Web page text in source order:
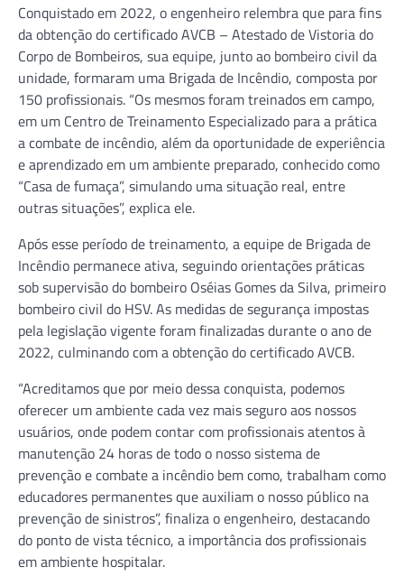
Conquistado em 2022, o engenheiro relembra que para fins
da obtenção do certificado AVCB – Atestado de Vistoria do
Corpo de Bombeiros, sua equipe, junto ao bombeiro civil da
unidade, formaram uma Brigada de Incêndio, composta por
150 profissionais. “Os mesmos foram treinados em campo,
em um Centro de Treinamento Especializado para a prática
a combate de incêndio, além da oportunidade de experiência
e aprendizado em um ambiente preparado, conhecido como
“Casa de fumaça”, simulando uma situação real, entre
outras situações”, explica ele.
Após esse período de treinamento, a equipe de Brigada de
Incêndio permanece ativa, seguindo orientações práticas
sob supervisão do bombeiro Oséias Gomes da Silva, primeiro
bombeiro civil do HSV. As medidas de segurança impostas
pela legislação vigente foram finalizadas durante o ano de
2022, culminando com a obtenção do certificado AVCB.
“Acreditamos que por meio dessa conquista, podemos
oferecer um ambiente cada vez mais seguro aos nossos
usuários, onde podem contar com profissionais atentos à
manutenção 24 horas de todo o nosso sistema de
prevenção e combate a incêndio bem como, trabalham como
educadores permanentes que auxiliam o nosso público na
prevenção de sinistros”, finaliza o engenheiro, destacando
do ponto de vista técnico, a importância dos profissionais
em ambiente hospitalar.